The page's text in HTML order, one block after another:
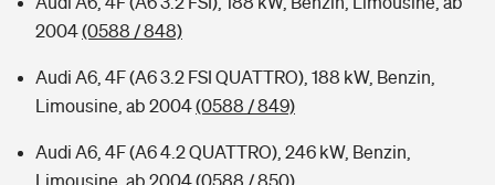
2004(0588 / 848)
Audi A6, 4F (A6 3.2 FSI QUATTRO), 188 kW, Benzin,
Limousine, ab 2004(0588 / 849)
Audi A6, 4F (A6 4.2 QUATTRO), 246 kW, Benzin,
Limousine, ab 2004(0588 / 850)